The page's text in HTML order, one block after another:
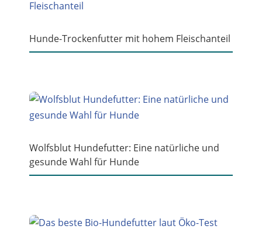
Hunde-Trockenfutter mit hohem Fleischanteil
Wolfsblut Hundefutter: Eine natürliche und
gesunde Wahl für Hunde